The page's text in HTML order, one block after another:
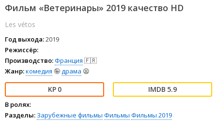
Фильм «Ветеринары» 2019 качество HD
Les vétos
Год выхода:2019
Режиссёр:
Производство:Франция 🇫🇷
Жанр:комедия 🤪драма 😫
0 5.9
В ролях:
Разделы: Зарубежные фильмы Фильмы Фильмы 2019